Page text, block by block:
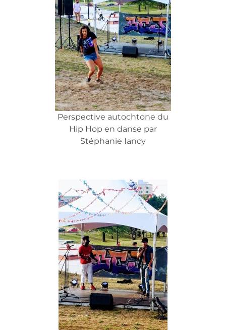
Perspective autochtone du
Hip Hop en danse par
Stéphanie Iancy